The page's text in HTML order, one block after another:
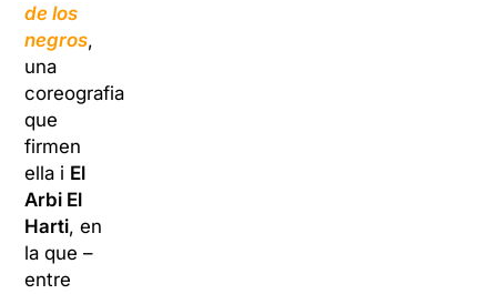
de los
negros,
una
coreografia
que
firmen
ella i El
Arbi El
Harti, en
la que –
entre